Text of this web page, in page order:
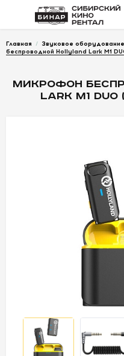
Войти
НОВИНКИ
АКСЕССУАРЫ
ДЛЯ СЪЕМОК
Главная / Звуковое оборудование
беспроводной Hollyland Lark M1
МИКРОФОН
LARK M1